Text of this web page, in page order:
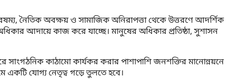
নৈতিক অবক্ষয় ও সামাজিক অনিরাপত্তা থেকে উত্তরণে আদর্শিক
আদায়ে কাজ করে যাচ্ছে। মানুষের অধিকার প্রতিষ্ঠা, সুশাসন
সাংগঠনিক কাঠামো কার্যকর করার পাশাপাশি জনশক্তির মানোন্নয়নে
একটি যোগ্য নেতৃত্ব গড়ে তুলতে হবে।